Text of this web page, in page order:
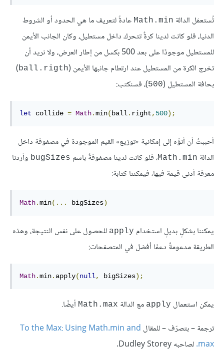
تُستعمَل الدالة Math.min عادةً لتعريف ما هي الحدود أو الشروط
الدنيا، فلو كانت لدينا كرةٌ تتحرك داخل مستطيل، وكان الجانب الأيمن
للمستطيل موجودًا على بعد 500 بكسل من إطار العرض، ولا نريد أن
تخرج الكرة من المستطيل عند ارتطام جانبها الأيمن (ball.rigth
)
بحافة المستطيل (500)، فسنكتب:
let collide = Math.min( ball. right, 500);
أحببتُ أن أنوِّه إلى إمكانية «توزيع» القيم الموجودة في مصفوفة داخل
الدالة Math.min، فلو كانت لدينا مصفوفةٌ باسم bugSizes وأردنا
معرفة أدنى قيمة فيها، فيمكننا كتابة:
Math.min( ... bigSizes)
يمكننا بشكلٍ بديلٍ استخدام apply للحصول على نفس النتيجة، وهذه
الطريقة مدعومةٌ دعمًا أفضل في المتصفحات:
Math.min. apply(null, bigSizes);
يمكن استعمال apply مع الدالة Math.max أيضًا.
ترجمة – بتصرّف – للمقال To the Max: Using Math.min and
.maxلصاحبه Dudley Storey.